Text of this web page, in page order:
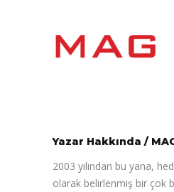
Yazar Hakkında /
2003 yılından bu yana,
olarak belirlenmiş bir çok